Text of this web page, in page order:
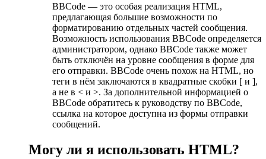
BBCode — это особая реализация HTML,
предлагающая большие возможности по
форматированию отдельных частей сообщения.
Возможность использования BBCode определяется
администратором, однако BBCode также может
быть отключён на уровне сообщения в форме для
его отправки. BBCode очень похож на HTML, но
теги в нём заключаются в квадратные скобки [ и ],
а не в < и >. За дополнительной информацией о
BBCode обратитесь к руководству по BBCode,
ссылка на которое доступна из формы отправки
сообщений.
Могу ли я использовать HTML?